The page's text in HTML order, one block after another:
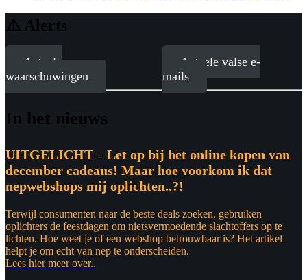
⚠️ Alerts
Actuele
waarschuwingen
Actuele valse e-
mails
In het nieuws
UITGELICHT –Let op bij het online kopen van
december cadeaus! Maar hoe voorkom ik dat
nepwebshops mij oplichten..?!
Terwijl consumenten naar de beste deals zoeken, gebruiken
oplichters de feestdagen om nietsvermoedende slachtoffers op te
lichten. Hoe weet je of een webshop betrouwbaar is? Het artikel
helpt je om echt van nep te onderscheiden.
Lees hier meer over..